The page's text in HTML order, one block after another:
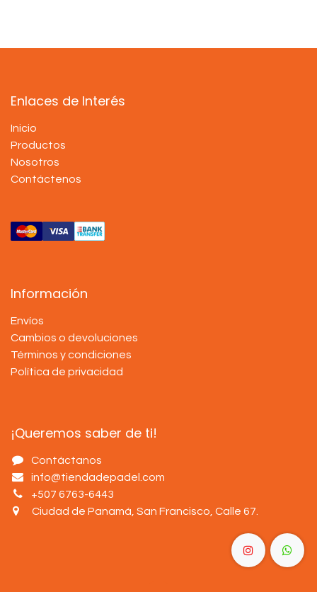
Enlaces de Interés
Inicio
Productos
Nosotros
Contáctenos
Información
Envíos
Cambios o devoluciones
Términos y condiciones
Política de privacidad
¡Queremos saber de ti!
Contáctanos
info@tiendadepadel.com
+507 6763-6443
Ciudad de Panamá, San Francisco, Calle 67